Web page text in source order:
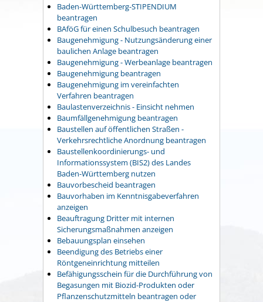
Baden-Württemberg-STIPENDIUM
beantragen
BAföG für einen Schulbesuch beantragen
Baugenehmigung - Nutzungsänderung einer
baulichen Anlage beantragen
Baugenehmigung - Werbeanlage beantragen
Baugenehmigung beantragen
Baugenehmigung im vereinfachten
Verfahren beantragen
Baulastenverzeichnis - Einsicht nehmen
Baumfällgenehmigung beantragen
Baustellen auf öffentlichen Straßen -
Verkehrsrechtliche Anordnung beantragen
Baustellenkoordinierungs- und
Informationssystem (BIS2) des Landes
Baden-Württemberg nutzen
Bauvorbescheid beantragen
Bauvorhaben im Kenntnisgabeverfahren
anzeigen
Beauftragung Dritter mit internen
Sicherungsmaßnahmen anzeigen
Bebauungsplan einsehen
Beendigung des Betriebs einer
Röntgeneinrichtung mitteilen
Befähigungsschein für die Durchführung von
Begasungen mit Biozid-Produkten oder
Pflanzenschutzmitteln beantragen oder